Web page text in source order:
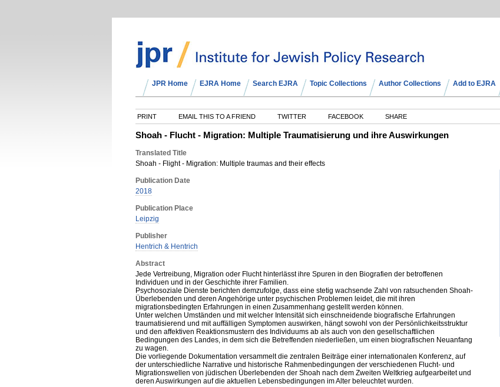
JPR Home EJRA Home Search EJRA Topic Collections Author Collections Add to EJRA
PRINT EMAIL THIS TO A FRIEND TWITTER FACEBOOK SHARE
Shoah - Flucht - Migration: Multiple Traumatisierung und ihre Auswirkungen
Translated Title
Shoah - Flight - Migration: Multiple traumas and their effects
Publication Date
2018
Publication Place
Leipzig
Publisher
Hentrich & Hentrich
Abstract
Jede Vertreibung, Migration oder Flucht hinterlässt ihre Spuren in den Biografien der betroffenen
Individuen und in der Geschichte ihrer Familien.
Psychosoziale Dienste berichten demzufolge, dass eine stetig wachsende Zahl von ratsuchenden Shoah-
Überlebenden und deren Angehörige unter psychischen Problemen leidet, die mit ihren
migrationsbedingten Erfahrungen in einen Zusammenhang gestellt werden können.
Unter welchen Umständen und mit welcher Intensität sich einschneidende biografische Erfahrungen
traumatisierend und mit auffälligen Symptomen auswirken, hängt sowohl von der Persönlichkeitsstruktur
und den affektiven Reaktionsmustern des Individuums ab als auch von den gesellschaftlichen
Bedingungen des Landes, in dem sich die Betreffenden niederließen, um einen biografischen Neuanfang
zu wagen.
Die vorliegende Dokumentation versammelt die zentralen Beiträge einer internationalen Konferenz, auf
der unterschiedliche Narrative und historische Rahmenbedingungen der verschiedenen Flucht- und
Migrationswellen von jüdischen Überlebenden der Shoah nach dem Zweiten Weltkrieg aufgearbeitet und
deren Auswirkungen auf die aktuellen Lebensbedingungen im Alter beleuchtet wurden.